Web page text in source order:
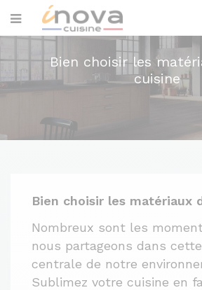
Bien choisir les
cuisine
Bien choisir les matériaux
Nombreux sont les
nous partageons dans
centrale de notre
Sublimez votre cuisine en